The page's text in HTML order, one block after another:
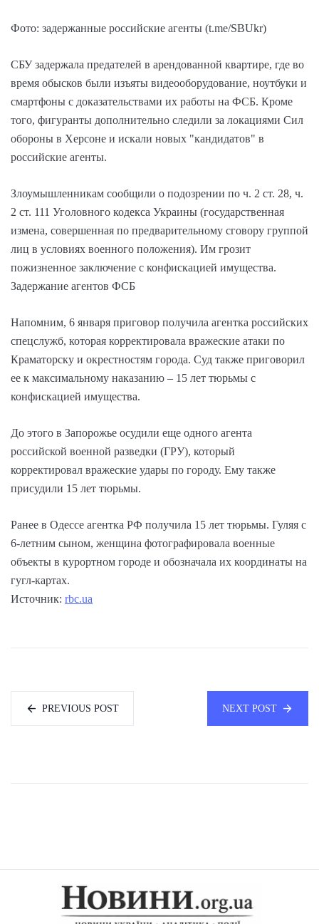
Фото: задержанные российские агенты (t.me/SBUkr)
СБУ задержала предателей в арендованной квартире, где во
время обысков были изъяты видеооборудование, ноутбуки и
смартфоны с доказательствами их работы на ФСБ. Кроме
того, фигуранты дополнительно следили за локациями Сил
обороны в Херсоне и искали новых "кандидатов" в
российские агенты.
Злоумышленникам сообщили о подозрении по ч. 2 ст. 28, ч.
2 ст. 111 Уголовного кодекса Украины (государственная
измена, совершенная по предварительному сговору группой
лиц в условиях военного положения). Им грозит
пожизненное заключение с конфискацией имущества.
Задержание агентов ФСБ
Напомним, 6 января приговор получила агентка российских
спецслужб, которая корректировала вражеские атаки по
Краматорску и окрестностям города. Суд также приговорил
ее к максимальному наказанию – 15 лет тюрьмы с
конфискацией имущества.
До этого в Запорожье осудили еще одного агента
российской военной разведки (ГРУ), который
корректировал вражеские удары по городу. Ему также
присудили 15 лет тюрьмы.
Ранее в Одессе агентка РФ получила 15 лет тюрьмы. Гуляя с
6-летним сыном, женщина фотографировала военные
объекты в курортном городе и обозначала их координаты на
гугл-картах.
Источник: rbc.ua
PREVIOUS POST NEXT POST